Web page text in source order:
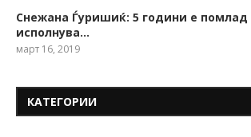
Снежана Ѓуришиќ: 5 години е
исполнува…
март 16, 2019
КАТЕГОРИИ